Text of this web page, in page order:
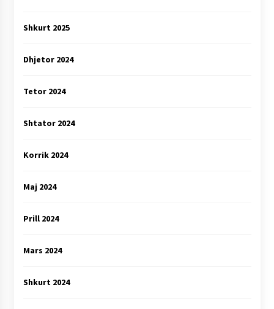
Shkurt 2025
Dhjetor 2024
Tetor 2024
Shtator 2024
Korrik 2024
Maj 2024
Prill 2024
Mars 2024
Shkurt 2024